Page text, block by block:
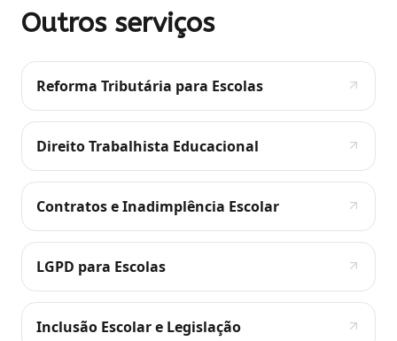
Outros serviços
Reforma Tributária para Escolas
Direito Trabalhista Educacional
Contratos e Inadimplência Escolar
LGPD para Escolas
Inclusão Escolar e Legislação